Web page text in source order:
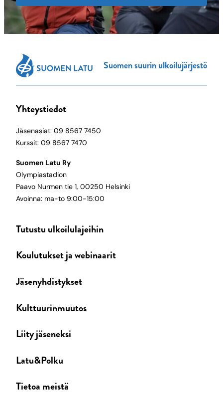
Suomen suurin ulkoilujärjestö
Yhteystiedot
Jäsenasiat: 09 8567 7450
Kurssit: 09 8567 7470
Suomen Latu Ry
Olympiastadion
Paavo Nurmen tie 1, 00250 Helsinki
Avoinna: ma-to 9:00-15:00
Tutustu ulkoilulajeihin
Koulutukset ja webinaarit
Jäsenyhdistykset
Kulttuurinmuutos
Liity jäseneksi
Latu&Polku
Tietoa meistä